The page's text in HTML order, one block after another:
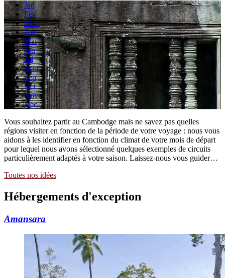
Jan
Fev
Mars
Avr
Mai
Jun
Jul
Aou
Sep
Oct
Nov
Dec
Vous souhaitez partir au Cambodge mais ne savez pas quelles
régions visiter en fonction de la période de votre voyage : nous vous
aidons à les identifier en fonction du climat de votre mois de départ
pour lequel nous avons sélectionné quelques exemples de circuits
particulièrement adaptés à votre saison. Laissez-nous vous guider…
Toutes nos idées
Hébergements d'exception
Amansara